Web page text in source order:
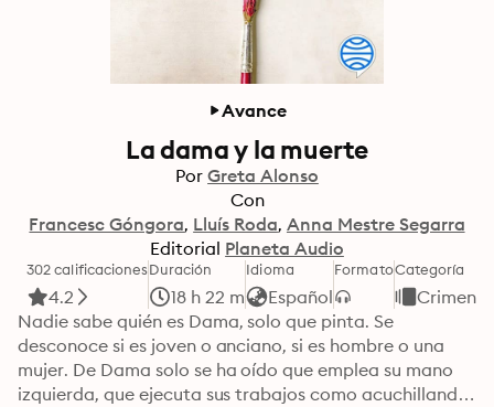
Avance
La dama y la muerte
Por Greta Alonso
Con
Francesc Góngora Lluís Roda Anna Mestre Segarra
Editorial Planeta Audio
302 calificaciones
4.2
Duración
18 h 22 m
Idioma
Español
FormatoCategoría
Crimen
Nadie sabe quién es Dama, solo que pinta. Se
desconoce si es joven o anciano, si es hombre o una
mujer. De Dama solo se ha oído que emplea su mano
izquierda, que ejecuta sus trabajos como acuchillando